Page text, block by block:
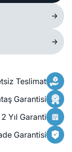
Teslimat
Garantisi
2 Yıl Garanti
Garantisi